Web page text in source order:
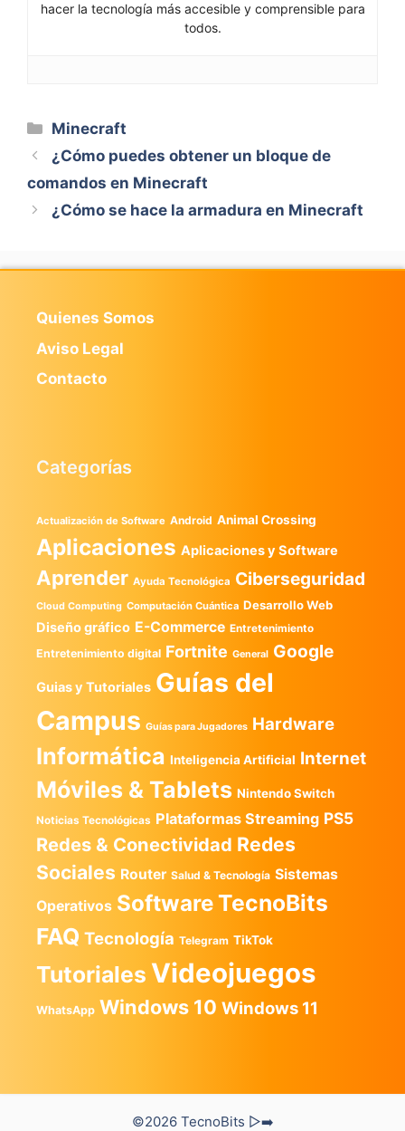
hacer la tecnología más accesible y comprensible para
todos.
Categorías
Minecraft
¿Cómo puedes obtener un bloque de
comandos en Minecraft
¿Cómo se hace la armadura en Minecraft
Quienes Somos
Aviso Legal
Contacto
Categorías
Actualización de Software Android Animal Crossing
Aplicaciones Aplicaciones y Software
Aprender Ayuda Tecnológica Ciberseguridad
Cloud Computing Computación Cuántica Desarrollo Web
Diseño gráfico E-Commerce Entretenimiento
Entretenimiento digital Fortnite General Google
Guias y Tutoriales Guías del
Campus Guías para Jugadores Hardware
Informática Inteligencia Artificial Internet
Móviles & Tablets Nintendo Switch
Noticias Tecnológicas Plataformas Streaming PS5
Redes & Conectividad Redes
Sociales Router Salud & Tecnología Sistemas
Operativos SoftwareTecnoBits
FAQ Tecnología Telegram TikTok
Tutoriales Videojuegos
WhatsApp Windows 10 Windows 11
©2026 TecnoBits ▷➡️